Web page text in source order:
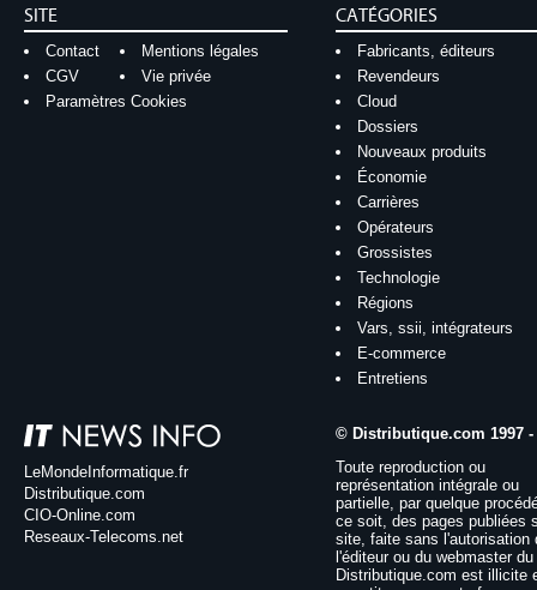
SITE
Contact
Mentions légales
CGV
Vie privée
Paramètres Cookies
CATÉGORIES
Fabricants, éditeurs
Revendeurs
Cloud
Dossiers
Nouveaux produits
Économie
Carrières
Opérateurs
Grossistes
Technologie
Régions
Vars, ssii, intégrateurs
E-commerce
Entretiens
LeMondeInformatique.fr
Distributique.com
CIO-Online.com
Reseaux-Telecoms.net
© Distributique.com 1997 -
Toute reproduction ou
représentation intégrale ou
partielle, par quelque
ce soit, des pages publiées
site, faite sans l'autorisation
l'éditeur ou du webmaster
Distributique.com est illicite